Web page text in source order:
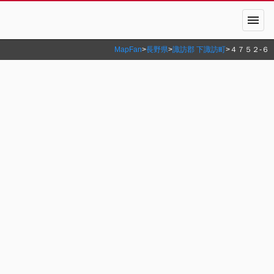
menu
MapFan>長野県>諏訪郡 下諏訪町>４７５２‐６